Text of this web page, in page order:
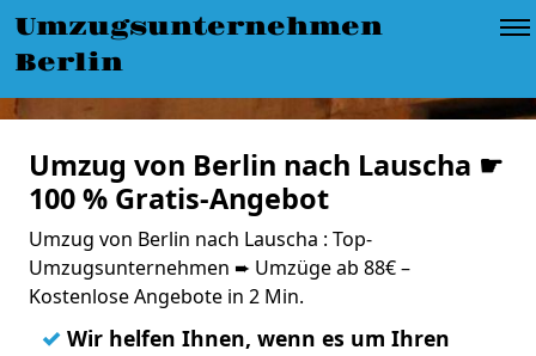
Umzugsunternehmen
Berlin
Umzug von Berlin nach Lauscha ☛
100 % Gratis-Angebot
Umzug von Berlin nach Lauscha : Top-
Umzugsunternehmen ➨ Umzüge ab 88€ –
Kostenlose Angebote in 2 Min.
✓ Wir helfen Ihnen, wenn es um Ihren